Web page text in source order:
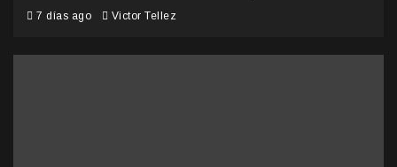
7 días ago Victor Tellez